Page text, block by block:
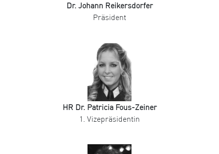
Dr. Johann Reikersdorfer
Präsident
HR Dr. Patricia Fous-Zeiner
1. Vizepräsidentin